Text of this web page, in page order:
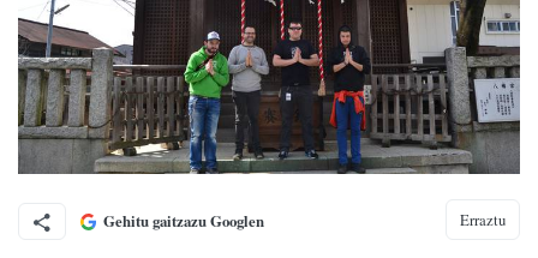
Gehitu gaitzazu Googlen Erraztu